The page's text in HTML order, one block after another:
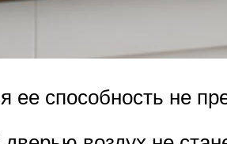
способность не